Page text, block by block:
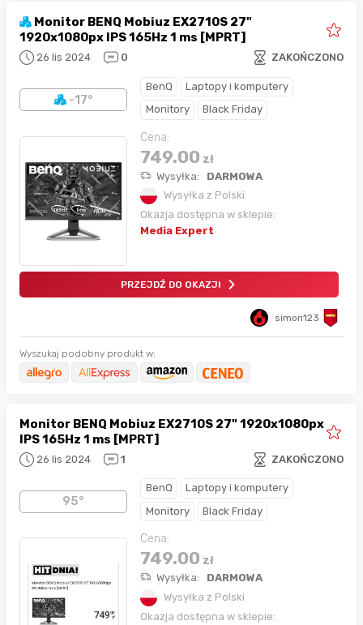
Monitor BENQ Mobiuz EX2710S 27"
1920x1080px IPS 165Hz 1 ms [MPRT]
26 lis 2024 0 ZAKOŃCZONO
-17°
BenQ
Laptopy i komputery
Monitory
Black Friday
Cena:
749.00 zł
Wysyłka:
DARMOWA
Wysyłka z Polski
Okazja dostępna w sklepie:
Media Expert
PRZEJDŹ DO OKAZJI
simon123
Wyszukaj podobny produkt w:
Monitor BENQ Mobiuz EX2710S 27" 1920x1080px
IPS 165Hz 1 ms [MPRT]
26 lis 2024 1 ZAKOŃCZONO
95°
BenQ
Laptopy i komputery
Monitory
Black Friday
Cena:
749.00 zł
Wysyłka:
DARMOWA
Wysyłka z Polski
Okazja dostępna w sklepie: